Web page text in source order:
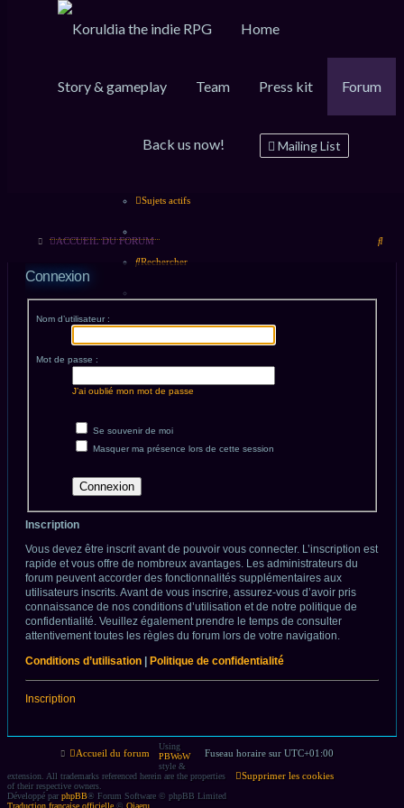
Home
Story & gameplay Team Press kit Forum
Mailing List
Back us now!
Raccourcis
Messages non lus
Sujets actifs
Rechercher
Connexion
Inscription
FAQ
ACCUEIL DU FORUM
Connexion
Nom d’utilisateur :
Mot de passe :
J’ai oublié mon mot de passe
Se souvenir de moi
Masquer ma présence lors de cette session
Inscription
Vous devez être inscrit avant de pouvoir vous connecter. L’inscription est
rapide et vous offre de nombreux avantages. Les administrateurs du
forum peuvent accorder des fonctionnalités supplémentaires aux
utilisateurs inscrits. Avant de vous inscrire, assurez-vous d’avoir pris
connaissance de nos conditions d’utilisation et de notre politique de
confidentialité. Veuillez également prendre le temps de consulter
attentivement toutes les règles du forum lors de votre navigation.
Conditions d’utilisation | Politique de confidentialité
Inscription
Accueil du forum Fuseau horaire sur UTC+01:00
Supprimer les cookies
Using
PBWoW
style &
extension. All trademarks referenced herein are the properties
of their respective owners.
Développé parphpBB® Forum Software © phpBB Limited
Traduction française officielle © Qiaeru